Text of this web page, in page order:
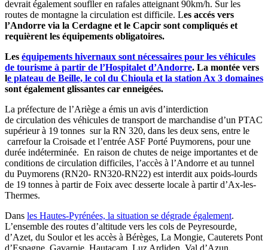
devrait également soufller en rafales atteignant 90km/h. Sur les
routes de montagne la circulation est difficile. Les accés vers
l’Andorre via la Cerdagne et le Capcir sont compliqués et
requièrent les équipements obligatoires.
Les équipements hivernaux sont nécessaires pour les véhicules
de tourisme à partir de l’Hospitalet d’Andorre. La montée vers
le plateau de Beille, le col du Chioula et la station Ax 3 domaines
sont également glissantes car enneigées.
La préfecture de l’Ariège a émis un avis d’interdiction
de circulation des véhicules de transport de marchandise d’un PTAC
supérieur à 19 tonnes sur la RN 320, dans les deux sens, entre le
carrefour la Croisade et l’entrée ASF Porté Puymorens, pour une
durée indéterminée. En raison de chutes de neige importantes et de
conditions de circulation difficiles, l’accès à l’Andorre et au tunnel
du Puymorens (RN20- RN320-RN22) est interdit aux poids-lourds
de 19 tonnes à partir de Foix avec desserte locale à partir d’Ax-les-
Thermes.
Dans les Hautes-Pyrénées, la situation se dégrade également.
L’ensemble des routes d’altitude vers les cols de Peyresourde,
d’Azet, du Soulor et les accès à Bérèges, La Mongie, Cauterets Pont
d’Espagne, Gavarnie, Hautacam, Luz Ardiden, Val d’Azun,